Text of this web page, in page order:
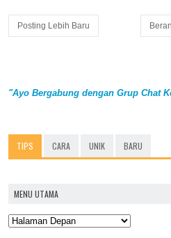
Posting Lebih Baru
"Ayo Bergabung dengan Grup Chat
TIPS CARA UNIK BARU
MENU UTAMA